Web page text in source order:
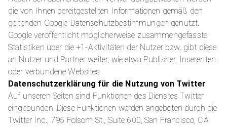
die von Ihnen bereitgestellten Informationen gemäß den
geltenden Google-Datenschutzbestimmungen genutzt.
Google veröffentlicht möglicherweise zusammengefasste
Statistiken über die +1-Aktivitäten der Nutzer bzw. gibt diese
an Nutzer und Partner weiter, wie etwa Publisher, Inserenten
oder verbundene Websites.
Datenschutzerklärung für die Nutzung von Twitter
Auf unseren Seiten sind Funktionen des Dienstes Twitter
eingebunden. Diese Funktionen werden angeboten durch die
Twitter Inc., 795 Folsom St., Suite 600, San Francisco, CA